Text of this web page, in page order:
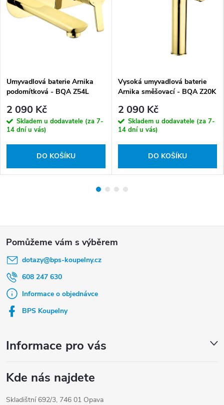
Umyvadlová baterie Arnika
podomítková - BQA Z54L
2 090 Kč
Skladem u dodavatele (za 7-
14 dní u vás)
DO KOŠÍKU
Vysoká umyvadlová baterie
Arnika směšovací - BQA Z20K
2 090 Kč
Skladem u dodavatele (za 7-
14 dní u vás)
DO KOŠÍKU
dotazy@bps-koupelny.cz
608 247 630
Informace o objednávce
BPS Koupelny
Informace pro vás
Kde nás najdete
Skladištní 692/3, 746 01 Opava